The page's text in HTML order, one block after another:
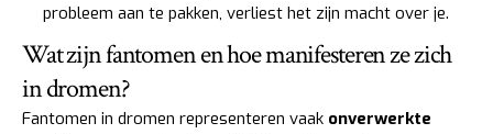
probleem aan te pakken, verliest het zijn macht over je.
Wat zijn fantomen en hoe manifesteren ze zich
in dromen?
Fantomen in dromen representeren vaak onverwerkte